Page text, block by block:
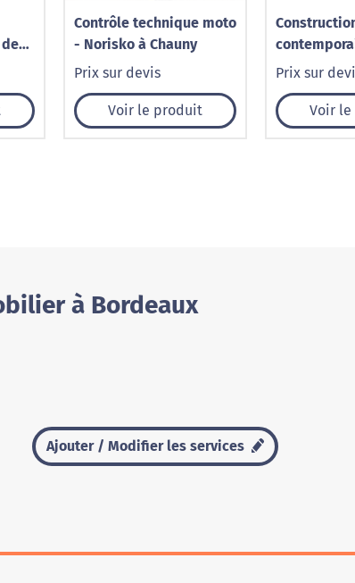
Contrôle technique moto
- Norisko à Chauny
Prix sur devis
Voir le produit
plain-pied
Prix sur
Voir
à Bordeaux
Ajouter / Modifier les services